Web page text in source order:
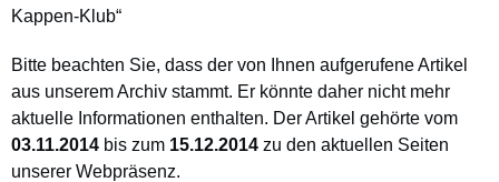
Kappen-Klub“
Bitte beachten Sie, dass der von Ihnen aufgerufene Artikel
aus unserem Archiv stammt. Er könnte daher nicht mehr
aktuelle Informationen enthalten. Der Artikel gehörte vom
03.11.2014 bis zum 15.12.2014 zu den aktuellen Seiten
unserer Webpräsenz.